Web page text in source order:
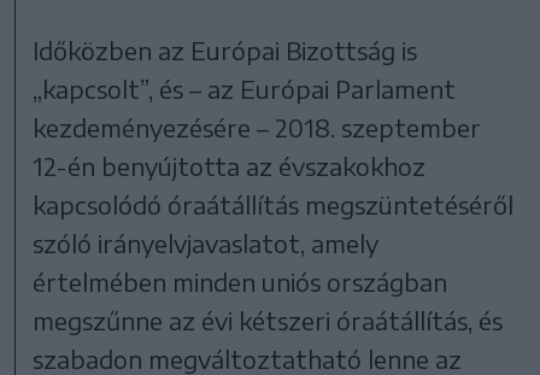
Időközben az Európai Bizottság is
„kapcsolt”, és – az Európai Parlament
kezdeményezésére – 2018. szeptember
12-én benyújtotta az évszakokhoz
kapcsolódó óraátállítás megszüntetéséről
szóló irányelvjavaslatot, amely
értelmében minden uniós országban
megszűnne az évi kétszeri óraátállítás, és
szabadon megváltoztatható lenne az